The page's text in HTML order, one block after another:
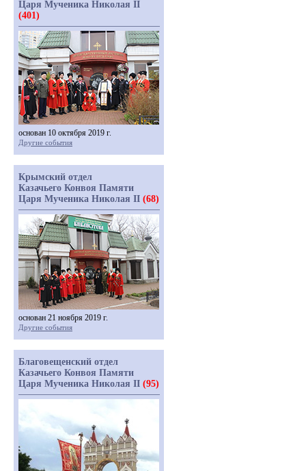
Царя Мученика Николая II
(401)
основан 10 октября 2019 г.
Другие события
Крымский отдел
Казачьего Конвоя Памяти
Царя Мученика Николая II (68)
основан 21 ноября 2019 г.
Другие события
Благовещенский отдел
Казачьего Конвоя Памяти
Царя Мученика Николая II (95)